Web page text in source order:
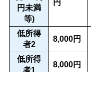
円未満
等)
円
低所得
者2
8,000円
低所得
者1
8,000円